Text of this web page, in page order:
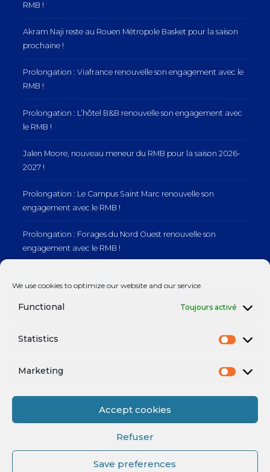
We use cookies to optimize our website and our service.
Functional Toujours activé
Statistics
Marketing
Accept cookies
Refuser
Save preferences
RMB !
Akram Naji reste au Rouen Métropole Basket pour la saison
prochaine !
Prolongation : Viafrance renouvelle son engagement avec le
RMB !
Prolongation : L’hôtel B&B renouvelle son engagement avec
le RMB !
Jalen Moore, nouveau meneur du RMB pour la saison 2026-
2027 !
Prolongation : Le Campus Saint Marc renouvelle son
engagement avec le RMB !
Prolongation : Forages du Nord Ouest renouvelle son
engagement avec le RMB !
engagement avec le RMB !
Mentions légales
Mentions légales